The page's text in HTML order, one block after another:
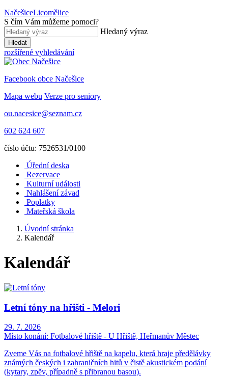
NačešiceLicomělice
S čím Vám můžeme pomoci?
Hledaný výraz
Hledat
rozšířené vyhledávání
Facebook obce Načešice
Mapa webu Verze pro seniory
ou.nacesice@seznam.cz
602 624 607
číslo účtu: 7526531/0100
Úřední deska
Rezervace
Kulturní události
Nahlášení závad
Poplatky
Mateřská škola
Úvodní stránka
Kalendář
Kalendář
Letní tóny na hřišti - Melori
29. 7. 2026
Místo konání: Fotbalové hřiště - U Hřiště, Heřmanův Městec
Zveme Vás na fotbalové hřiště na kapelu, která hraje předělávky
známých českých i zahraničních hitů v čistě akustickém podání
(kytary, zpěv, případně s přibranou basou).